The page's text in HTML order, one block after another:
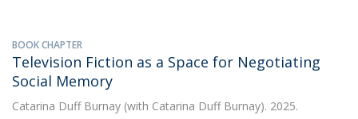
BOOK CHAPTER
Television Fiction as a Space for Negotiating
Social Memory
Catarina Duff Burnay (with Catarina Duff Burnay). 2025.